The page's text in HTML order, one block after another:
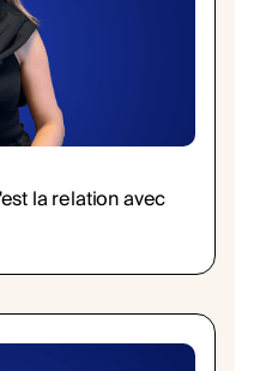
la relation avec